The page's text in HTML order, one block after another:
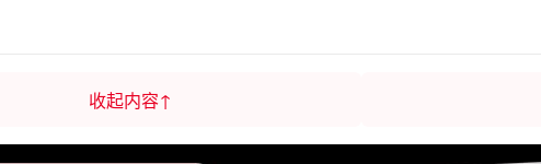
收起内容↑